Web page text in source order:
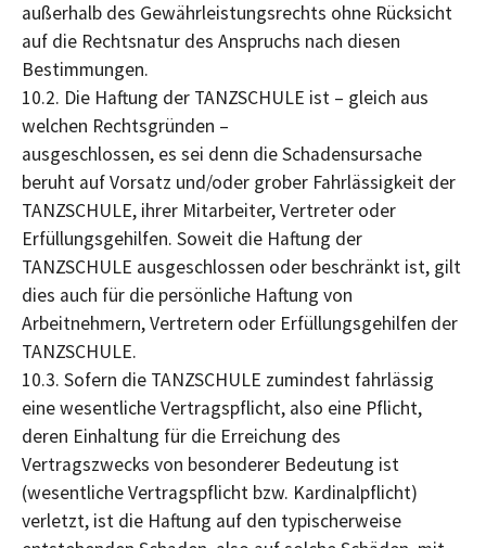
außerhalb des Gewährleistungsrechts ohne Rücksicht
auf die Rechtsnatur des Anspruchs nach diesen
Bestimmungen.
10.2. Die Haftung der TANZSCHULE ist – gleich aus
welchen Rechtsgründen –
ausgeschlossen, es sei denn die Schadensursache
beruht auf Vorsatz und/oder grober Fahrlässigkeit der
TANZSCHULE, ihrer Mitarbeiter, Vertreter oder
Erfüllungsgehilfen. Soweit die Haftung der
TANZSCHULE ausgeschlossen oder beschränkt ist, gilt
dies auch für die persönliche Haftung von
Arbeitnehmern, Vertretern oder Erfüllungsgehilfen der
TANZSCHULE.
10.3. Sofern die TANZSCHULE zumindest fahrlässig
eine wesentliche Vertragspflicht, also eine Pflicht,
deren Einhaltung für die Erreichung des
Vertragszwecks von besonderer Bedeutung ist
(wesentliche Vertragspflicht bzw. Kardinalpflicht)
verletzt, ist die Haftung auf den typischerweise